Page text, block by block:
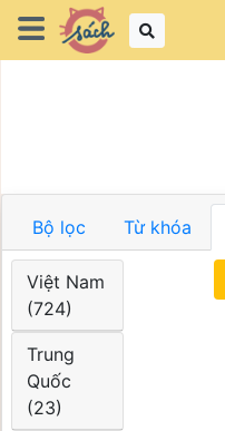
Bộ lọc Từ khóa
Việt Nam
(724)
Trung
Quốc
(23)